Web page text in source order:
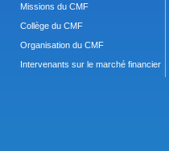
Missions du CMF
Collège du CMF
Organisation du CMF
Intervenants sur le marché financier